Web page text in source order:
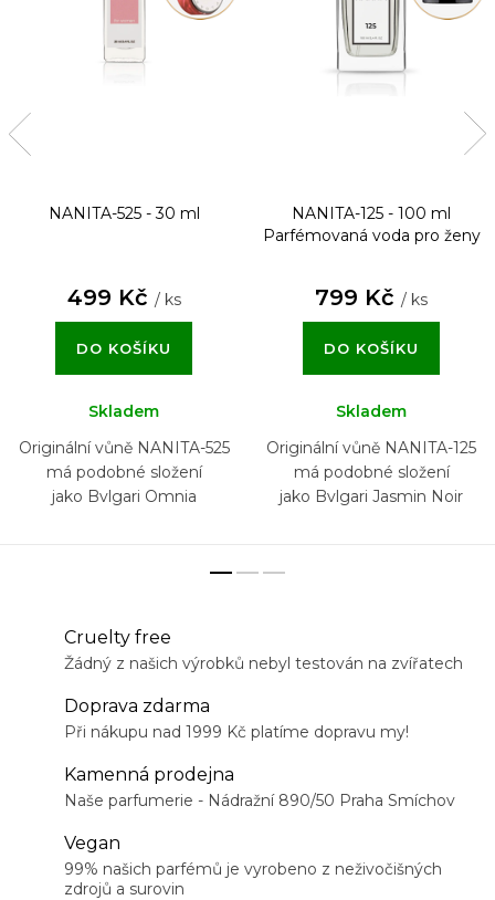
NANITA-525 - 30 ml
499 Kč / ks
DO KOŠÍKU
Skladem
Originální vůně NANITA-525
má podobné složení
jako Bvlgari Omnia
NANITA-125 - 100 ml
Parfémovaná voda pro ženy
799 Kč / ks
DO KOŠÍKU
Skladem
Originální vůně NANITA-125
má podobné složení
jako Bvlgari Jasmin Noir
Cruelty free
Žádný z našich výrobků nebyl testován na zvířatech
Doprava zdarma
Při nákupu nad 1999 Kč platíme dopravu my!
Kamenná prodejna
Naše parfumerie - Nádražní 890/50 Praha Smíchov
Vegan
99% našich parfémů je vyrobeno z neživočišných
zdrojů a surovin